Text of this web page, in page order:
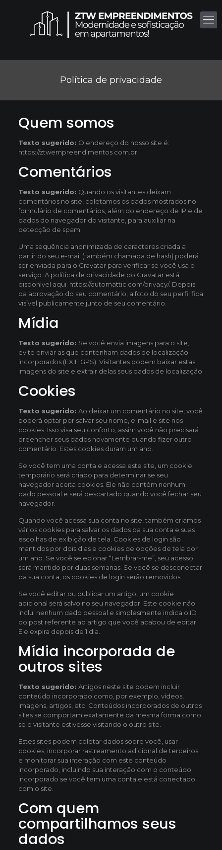
Política de privacidade
Quem somos
Texto sugerido: O endereço do nosso site é:
https://ztwempreendimentos.com.br.
Comentários
Texto sugerido: Quando os visitantes deixam
comentários no site, coletamos os dados mostrados no
formulário de comentários, além do endereço de IP e de
dados do navegador do visitante, para auxiliar na
detecção de spam.
Uma sequência anonimizada de caracteres criada a
partir do seu e-mail (também chamada de hash) poderá
ser enviada para o Gravatar para verificar se você usa o
serviço. A política de privacidade do Gravatar está
disponível aqui: https://automattic.com/privacy/. Depois
da aprovação do seu comentário, a foto do seu perfil fica
visível publicamente junto de seu comentário.
Mídia
Texto sugerido: Se você envia imagens para o site,
evite enviar as que contenham dados de localização
incorporados (EXIF GPS). Visitantes podem baixar estas
imagens do site e extrair delas seus dados de localização.
Cookies
Texto sugerido: Ao deixar um comentário no site, você
poderá optar por salvar seu nome, e-mail e site nos
cookies. Isso visa seu conforto, assim você não precisará
preencher seus dados novamente quando fizer outro
comentário. Estes cookies duram um ano.
Se você tem uma conta e acessa este site, um cookie
temporário será criado para determinar se seu
navegador aceita cookies. Ele não contém nenhum
dado pessoal e será descartado quando você fechar seu
navegador.
Quando você acessa sua conta no site, também criamos
vários cookies para salvar os dados da sua conta e suas
escolhas de exibição de tela. Cookies de login são
mantidos por dois dias e cookies de opções de tela por
um ano. Se você selecionar “Lembrar-me”, seu acesso
será mantido por duas semanas. Se você se desconectar
da sua conta, os cookies de login serão removidos.
Se você editar ou publicar um artigo, um cookie
adicional será salvo no seu navegador. Este cookie não
inclui nenhum dado pessoal e simplesmente indica o ID
do post referente ao artigo que você acabou de editar.
Ele expira depois de 1 dia.
Mídia incorporada de
outros sites
Texto sugerido: Artigos neste site podem incluir
conteúdo incorporado como, por exemplo, vídeos,
imagens, artigos, etc. Conteúdos incorporados de outros
sites se comportam exatamente da mesma forma como
se o visitante estivesse visitando o outro site.
Estes sites podem coletar dados sobre você, usar
cookies, incorporar rastreamento adicional de terceiros
e monitorar sua interação com este conteúdo
incorporado, incluindo sua interação com o conteúdo
incorporado se você tem uma conta e está conectado
com o site.
Com quem
compartilhamos seus
dados